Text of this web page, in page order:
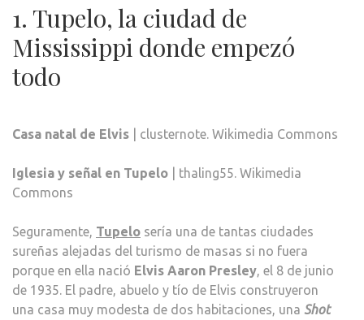
1. Tupelo, la ciudad de
Mississippi donde empezó
todo
Casa natal de Elvis | clusternote. Wikimedia Commons
Iglesia y señal en Tupelo | thaling55. Wikimedia
Commons
Seguramente, Tupelo sería una de tantas ciudades
sureñas alejadas del turismo de masas si no fuera
porque en ella nació Elvis Aaron Presley, el 8 de junio
de 1935. El padre, abuelo y tío de Elvis construyeron
una casa muy modesta de dos habitaciones, una Shot